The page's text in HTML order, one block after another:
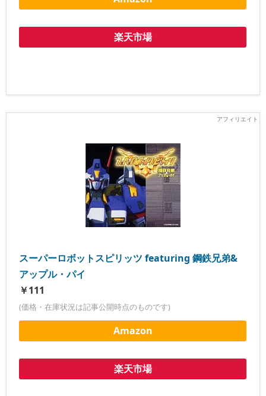
楽天市場
スーパーロボットスピリッツ featuring 鋼鉄兄弟&
アップル・パイ
￥111
(価格・在庫状況は記事公開時点のものです)
Amazon
楽天市場